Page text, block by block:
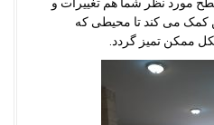
کمک می کند تا محیطی که
ممکن تمیز گردد.